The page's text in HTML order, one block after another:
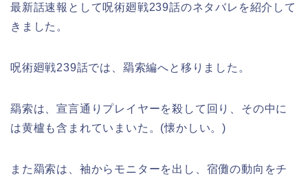
最新話速報として呪術廻戦239話のネタバレを紹介して
きました。
呪術廻戦239話では、羂索編へと移りました。
羂索は、宣言通りプレイヤーを殺して回り、その中に
は黄櫨も含まれていまいた。(懐かしい。)
また羂索は、袖からモニターを出し、宿儺の動向をチ